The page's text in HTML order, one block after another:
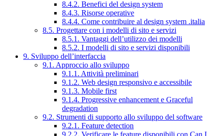
8.4.2. Benefici del design system
8.4.3. Risorse operative
8.4.4. Come contribuire al design system .italia
8.5. Progettare con i modelli di sito e servizi
8.5.1. Vantaggi dell’utilizzo dei modelli
8.5.2. I modelli di sito e servizi disponibili
9. Sviluppo dell’interfaccia
9.1. Approccio allo sviluppo
9.1.1. Attività preliminari
9.1.2. Web design responsivo e accessibile
9.1.3. Mobile first
9.1.4. Progressive enhancement e Graceful
degradation
9.2. Strumenti di supporto allo sviluppo del software
9.2.1. Feature detection
9.2.2. Verificare le feature disponibili con Can I